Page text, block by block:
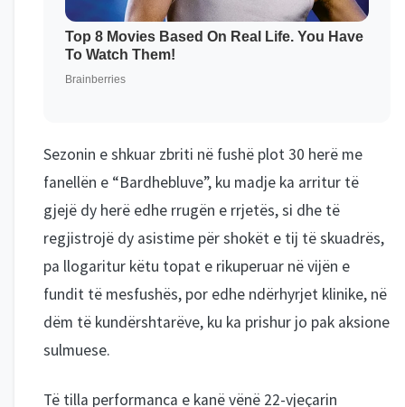
Sezonin e shkuar zbriti në fushë plot 30 herë me
fanellën e “Bardhebluve”, ku madje ka arritur të
gjejë dy herë edhe rrugën e rrjetës, si dhe të
regjistrojë dy asistime për shokët e tij të skuadrës,
pa llogaritur këtu topat e rikuperuar në vijën e
fundit të mesfushës, por edhe ndërhyrjet klinike, në
dëm të kundërshtarëve, ku ka prishur jo pak aksione
sulmuese.
Të tilla performanca e kanë vënë 22-vjeçarin